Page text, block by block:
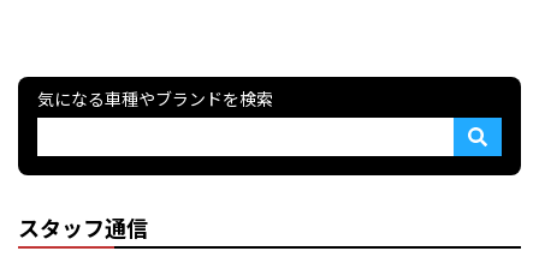
気になる車種やブランドを検索
スタッフ通信